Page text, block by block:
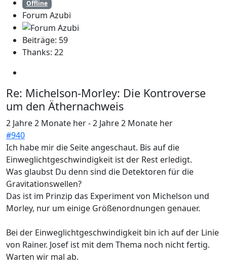
Offline
Forum Azubi
Beiträge: 59
Thanks: 22
Re: Michelson-Morley: Die Kontroverse
um den Äthernachweis
2 Jahre 2 Monate her-2 Jahre 2 Monate her
#940
Ich habe mir die Seite angeschaut. Bis auf die
Einweglichtgeschwindigkeit ist der Rest erledigt.
Was glaubst Du denn sind die Detektoren für die
Gravitationswellen?
Das ist im Prinzip das Experiment von Michelson und
Morley, nur um einige Größenordnungen genauer.
Bei der Einweglichtgeschwindigkeit bin ich auf der Linie
von Rainer. Josef ist mit dem Thema noch nicht fertig.
Warten wir mal ab.